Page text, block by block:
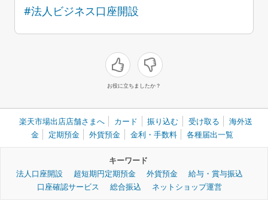
#法人ビジネス口座開設
お役に立ちましたか？
楽天市場出店店舗さまへ カード 振り込む 受け取る
海外送
金
定期預金 外貨預金 金利・手数料 各種届出一覧
キーワード
法人口座開設
超短期円定期預金 外貨預金
給与・賞与振込
口座確認サービス
総合振込 ネットショップ運営